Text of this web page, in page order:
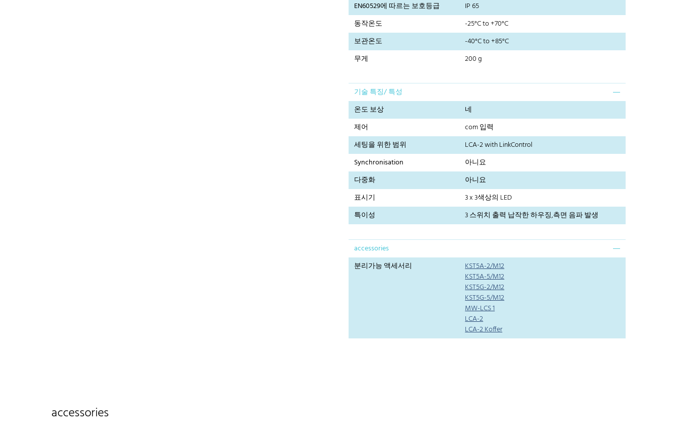
EN60529에 따르는 보호등급
IP 65
동작온도
-25°C to +70°C
보관온도
-40°C to +85°C
무게
200 g
기술 특징/ 특성
온도 보상
네
제어
com 입력
세팅을 위한 범위
LCA-2 with LinkControl
Synchronisation
아니요
다중화
아니요
표시기
3 x 3색상의 LED
특이성
3 스위치 출력 납작한 하우징,측면 음파 발생
accessories
분리가능 액세서리
KST5A-2/M12
KST5A-5/M12
KST5G-2/M12
KST5G-5/M12
MW-LCS 1
LCA-2
LCA-2 Koffer
accessories